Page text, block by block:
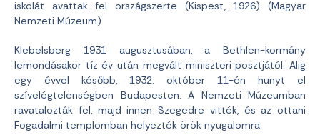
iskolát avattak fel országszerte (Kispest, 1926) (Magyar
Nemzeti Múzeum)
Klebelsberg 1931 augusztusában, a Bethlen-kormány
lemondásakor tíz év után megvált miniszteri posztjától. Alig
egy évvel később, 1932. október 11-én hunyt el
szívelégtelenségben Budapesten. A Nemzeti Múzeumban
ravatalozták fel, majd innen Szegedre vitték, és az ottani
Fogadalmi templomban helyezték örök nyugalomra.